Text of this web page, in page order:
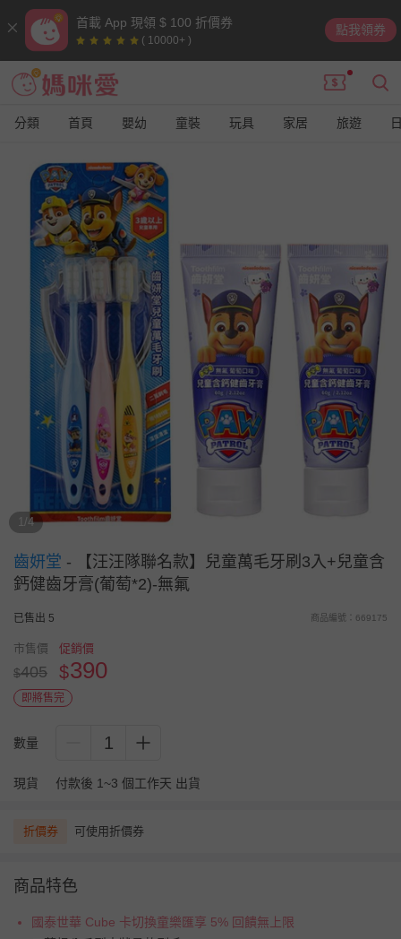
首載 App 現領 $ 100 折價券
( 10000+ )
點我領券
分類 首頁 嬰幼 童裝 玩具 家居 旅遊
1/4
齒妍堂 - 【汪汪隊聯名款】兒童萬毛牙刷3入+兒童含
鈣健齒牙膏(葡萄*2)-無氟
已售出 5 商品編號：669175
市售價
$405
促銷價
$390
即將售完
數量 1
現貨 付款後 1~3 個工作天 出貨
折價券 可使用折價券
商品特色
國泰世華 Cube 卡切換童樂匯享 5% 回饋無上限